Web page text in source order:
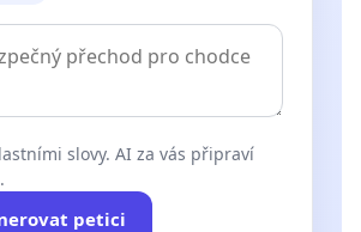
slovy. AI za vás připraví
petici